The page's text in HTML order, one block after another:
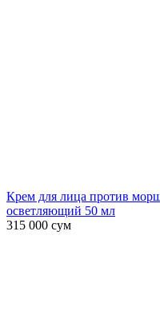
Крем для лица против
осветляющий 50 мл
315 000 сум